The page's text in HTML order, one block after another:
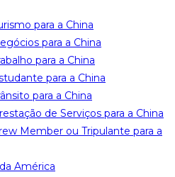
para a China
para a China
para a China
para a China
para a China
de Serviços para a China
Member ou Tripulante para a
América